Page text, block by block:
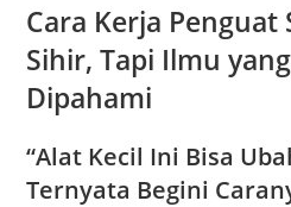
Cara Kerja Penguat
Sihir, Tapi Ilmu
Dipahami
“Alat Kecil Ini Bisa
Ternyata Begini